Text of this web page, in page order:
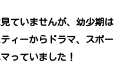
ていませんが、幼少期は
ィーからドラマ、スポー
っていました！